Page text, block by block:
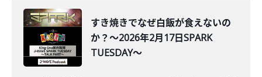
すき焼きでなぜ白飯が食えないの
か？～2026年2月17日SPARK
TUESDAY～